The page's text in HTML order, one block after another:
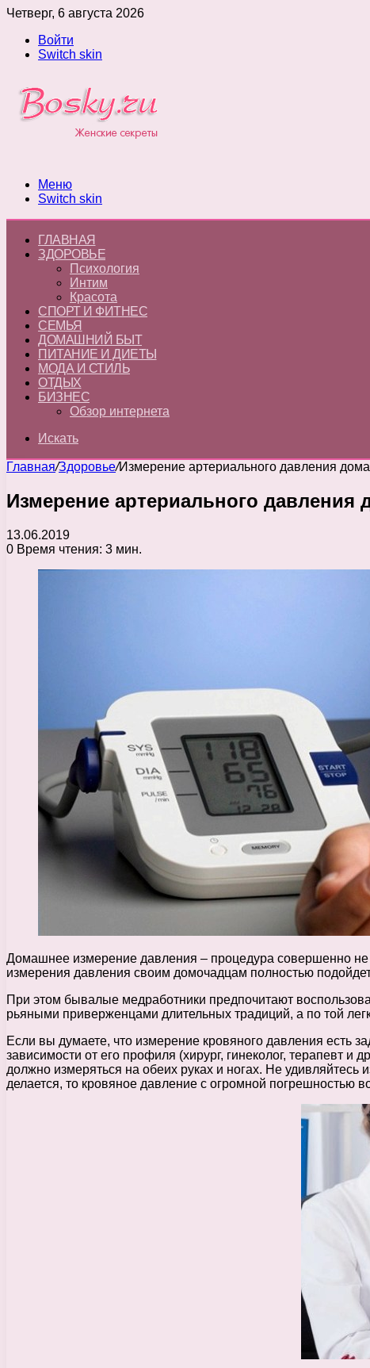
Четверг, 6 августа 2026
Войти
Switch skin
Меню
Switch skin
ГЛАВНАЯ
ЗДОРОВЬЕ
Психология
Интим
Красота
СПОРТ И ФИТНЕС
СЕМЬЯ
ДОМАШНИЙ БЫТ
ПИТАНИЕ И ДИЕТЫ
МОДА И СТИЛЬ
ОТДЫХ
БИЗНЕС
Обзор интернета
Искать
Главная/Здоровье/Измерение артериального давления дома
Измерение артериального давления
13.06.2019
0 Время чтения: 3 мин.
Домашнее измерение давления – процедура совершенно не
измерения давления своим домочадцам полностью
При этом бывалые медработники предпочитают
рьяными приверженцами длительных традиций, а по той
Если вы думаете, что измерение кровяного давления есть
зависимости от его профиля (хирург, гинеколог, терапевт
должно измеряться на обеих руках и ногах. Не
делается, то кровяное давление с огромной погрешностью